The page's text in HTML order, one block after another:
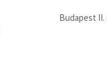
Budapest